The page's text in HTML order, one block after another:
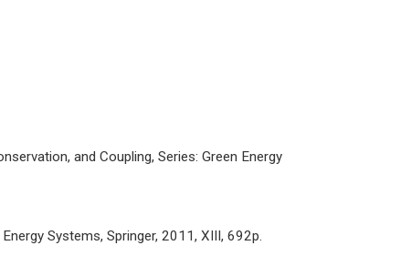
and Coupling, Series: Green Energy
Systems, Springer, 2011, XIII, 692p.